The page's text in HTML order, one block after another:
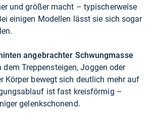
und größer macht – typischerweise
einigen Modellen lässt sie sich sogar
angebrachter Schwungmasse
dem Treppensteigen, Joggen oder
Körper bewegt sich deutlich mehr auf
ist fast kreisförmig –
gelenkschonend.